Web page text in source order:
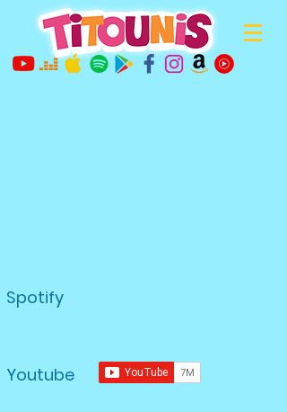
Spotify
Youtube